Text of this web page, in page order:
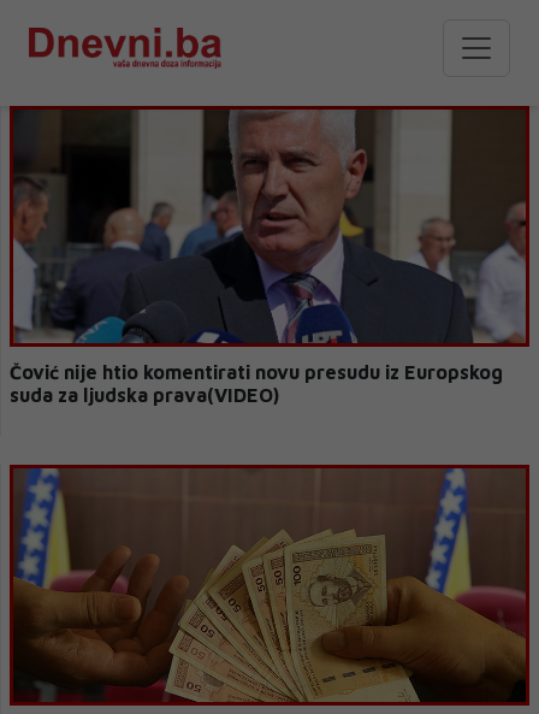
Čović nije htio komentirati novu presudu iz Europskog
suda za ljudska prava(VIDEO)